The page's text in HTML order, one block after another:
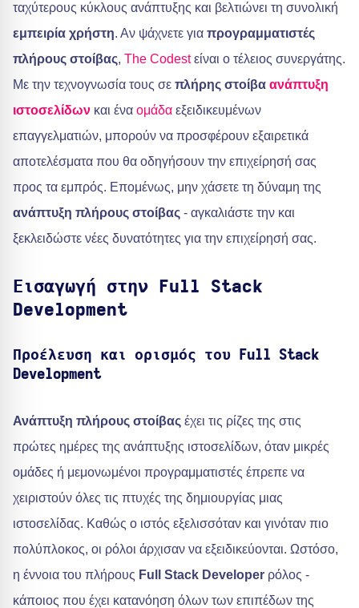
ταχύτερους κύκλους ανάπτυξης και βελτιώνει τη συνολική
εμπειρία χρήστη. Αν ψάχνετε για προγραμματιστές
πλήρους στοίβας, The Codestείναι ο τέλειος συνεργάτης.
Με την τεχνογνωσία τους σε πλήρης στοίβα ανάπτυξη
ιστοσελίδων και ένα ομάδα εξειδικευμένων
επαγγελματιών, μπορούν να προσφέρουν εξαιρετικά
αποτελέσματα που θα οδηγήσουν την επιχείρησή σας
προς τα εμπρός. Επομένως, μην χάσετε τη δύναμη της
ανάπτυξη πλήρους στοίβας - αγκαλιάστε την και
ξεκλειδώστε νέες δυνατότητες για την επιχείρησή σας.
Εισαγωγή στην Full Stack
Development
Προέλευση και ορισμός του Full Stack
Development
Ανάπτυξη πλήρους στοίβας έχει τις ρίζες της στις
πρώτες ημέρες της ανάπτυξης ιστοσελίδων, όταν μικρές
ομάδες ή μεμονωμένοι προγραμματιστές έπρεπε να
χειριστούν όλες τις πτυχές της δημιουργίας μιας
ιστοσελίδας. Καθώς ο ιστός εξελισσόταν και γινόταν πιο
πολύπλοκος, οι ρόλοι άρχισαν να εξειδικεύονται. Ωστόσο,
η έννοια του πλήρους Full Stack Developer ρόλος -
κάποιος που έχει κατανόηση όλων των επιπέδων της